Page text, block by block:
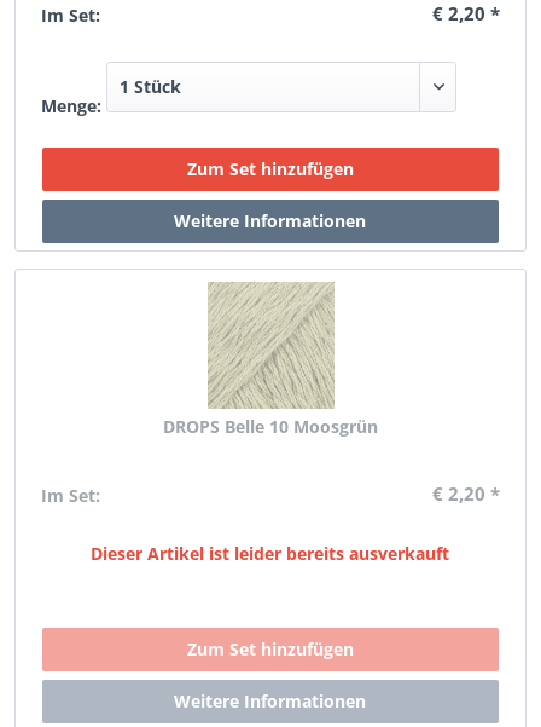
Im Set: € 2,20 *
Menge:
DROPS Belle 10 Moosgrün
Im Set: € 2,20 *
Dieser Artikel ist leider bereits ausverkauft